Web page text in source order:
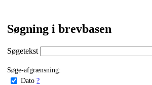
Søgning i brevbasen
Søgetekst
Søge-afgrænsning:
Dato ?